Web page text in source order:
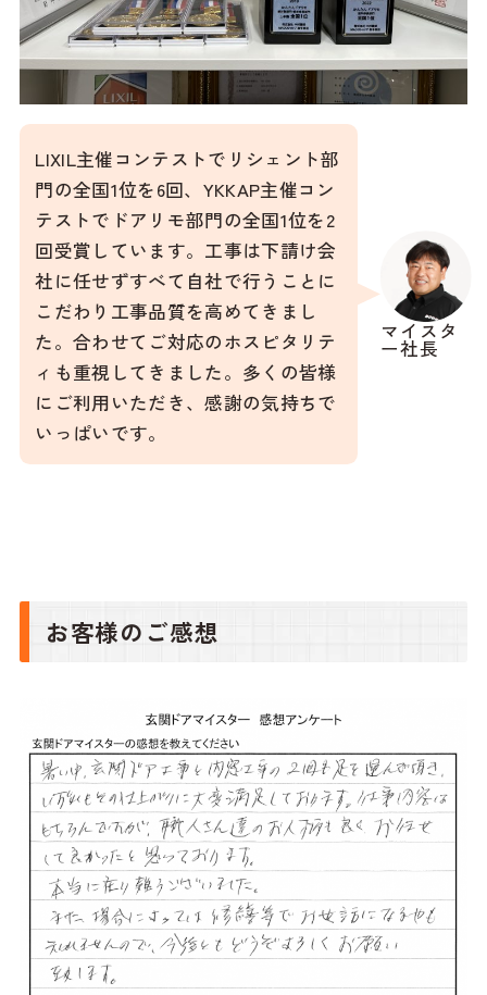
マイスタ
ー社長
LIXIL主催コンテストでリシェント部
門の全国1位を6回、YKKAP主催コン
テストでドアリモ部門の全国1位を2
回受賞しています。工事は下請け会
社に任せずすべて自社で行うことに
こだわり工事品質を高めてきまし
た。合わせてご対応のホスピタリテ
ィも重視してきました。多くの皆様
にご利用いただき、感謝の気持ちで
いっぱいです。
お客様のご感想